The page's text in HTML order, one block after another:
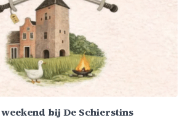
bij De Schierstins